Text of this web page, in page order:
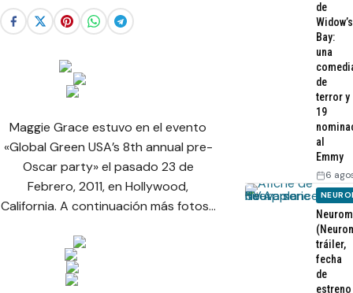
Maggie Grace estuvo en el evento
«Global Green USA’s 8th annual pre-
Oscar party» el pasado 23 de
Febrero, 2011, en Hollywood,
California. A continuación más fotos…
de
Widow’s
Bay:
una
de
terror y
19
al
Emmy
6
tráiler,
fecha
de
estreno